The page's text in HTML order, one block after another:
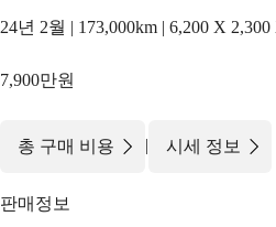
24년 2월 | 173,000km | 6,200 X
7,900만원
총 구매 비용 | 시세 정보
판매정보